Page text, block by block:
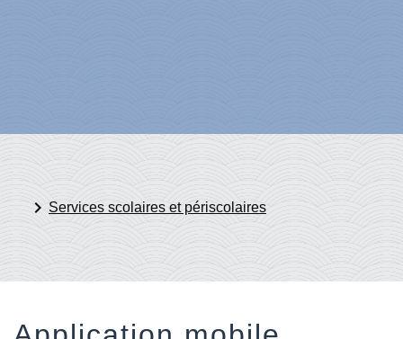
keyboard_arrow_right Services scolaires et périscolaires